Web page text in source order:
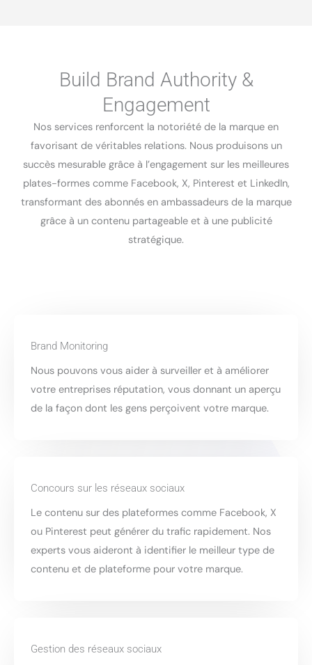
Build Brand Authority &
Engagement
Nos services renforcent la notoriété de la marque en
favorisant de véritables relations. Nous produisons un
succès mesurable grâce à l’engagement sur les meilleures
plates-formes comme Facebook, X, Pinterest et LinkedIn,
transformant des abonnés en ambassadeurs de la marque
grâce à un contenu partageable et à une publicité
stratégique.
Brand Monitoring
Nous pouvons vous aider à surveiller et à améliorer
votre entreprises réputation, vous donnant un aperçu
de la façon dont les gens perçoivent votre marque.
Concours sur les réseaux sociaux
Le contenu sur des plateformes comme Facebook, X
ou Pinterest peut générer du trafic rapidement. Nos
experts vous aideront à identifier le meilleur type de
contenu et de plateforme pour votre marque.
Gestion des réseaux sociaux